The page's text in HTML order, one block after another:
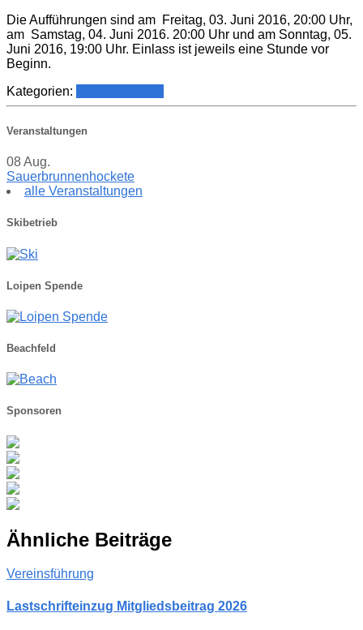
Die Aufführungen sind am Freitag, 03. Juni 2016, 20:00 Uhr,
am Samstag, 04. Juni 2016. 20:00 Uhr und am Sonntag, 05.
Juni 2016, 19:00 Uhr. Einlass ist jeweils eine Stunde vor
Beginn.
Kategorien:
Veranstaltungen
08Aug.
Sauerbrunnenhockete
alle Veranstaltungen
Skibetrieb
Loipen Spende
Beachfeld
Sponsoren
Ähnliche Beiträge
Vereinsführung
Lastschrifteinzug Mitgliedsbeitrag 2026